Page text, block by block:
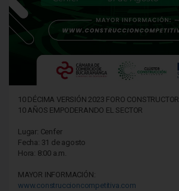
10 DÉCIMA VERSIÓN 2023 FORO CONSTRUCTOR
10 AÑOS EMPODERANDO EL SECTOR
Lugar: Cenfer
Fecha: 31 de agosto
Hora: 8:00 a.m.
MAYOR INFORMACIÓN:
www.construccioncompetitiva.com